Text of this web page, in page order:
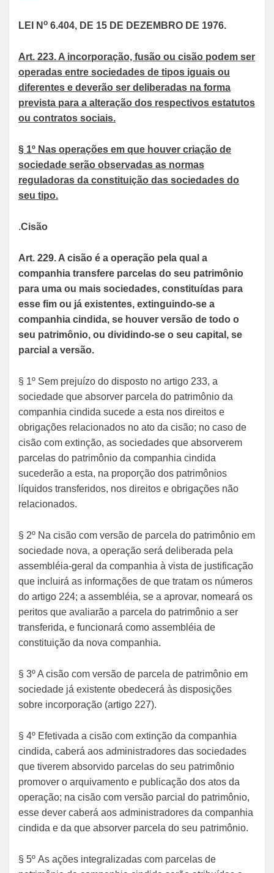
LEI N o 6.404, DE 15 DE DEZEMBRO DE 1976.
Art. 223. A incorporação, fusão ou cisão podem ser
operadas entre sociedades de tipos iguais ou
diferentes e deverão ser deliberadas na forma
prevista para a alteração dos respectivos estatutos
ou contratos sociais.
§ 1º Nas operações em que houver criação de
sociedade serão observadas as normas
reguladoras da constituição das sociedades do
seu tipo.
.Cisão
Art. 229. A cisão é a operação pela qual a
companhia transfere parcelas do seu patrimônio
para uma ou mais sociedades, constituídas para
esse fim ou já existentes, extinguindo-se a
companhia cindida, se houver versão de todo o
seu patrimônio, ou dividindo-se o seu capital, se
parcial a versão.
§ 1º Sem prejuízo do disposto no artigo 233, a
sociedade que absorver parcela do patrimônio da
companhia cindida sucede a esta nos direitos e
obrigações relacionados no ato da cisão; no caso de
cisão com extinção, as sociedades que absorverem
parcelas do patrimônio da companhia cindida
sucederão a esta, na proporção dos patrimônios
líquidos transferidos, nos direitos e obrigações não
relacionados.
§ 2º Na cisão com versão de parcela do patrimônio em
sociedade nova, a operação será deliberada pela
assembléia-geral da companhia à vista de justificação
que incluirá as informações de que tratam os números
do artigo 224; a assembléia, se a aprovar, nomeará os
peritos que avaliarão a parcela do patrimônio a ser
transferida, e funcionará como assembléia de
constituição da nova companhia.
§ 3º A cisão com versão de parcela de patrimônio em
sociedade já existente obedecerá às disposições
sobre incorporação (artigo 227).
§ 4º Efetivada a cisão com extinção da companhia
cindida, caberá aos administradores das sociedades
que tiverem absorvido parcelas do seu patrimônio
promover o arquivamento e publicação dos atos da
operação; na cisão com versão parcial do patrimônio,
esse dever caberá aos administradores da companhia
cindida e da que absorver parcela do seu patrimônio.
§ 5º As ações integralizadas com parcelas de